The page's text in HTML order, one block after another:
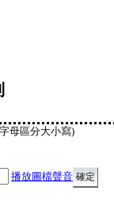
母區分大小寫)
播放圖檔聲音